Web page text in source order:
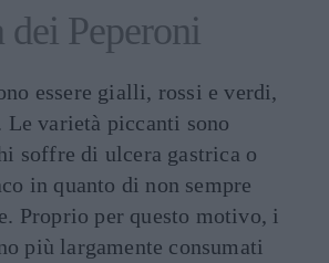
Peperoni
essere gialli, rossi e verdi,
varietà piccanti sono
soffre di ulcera gastrica o
in quanto di non sempre
Proprio per questo motivo, i
più largamente consumati